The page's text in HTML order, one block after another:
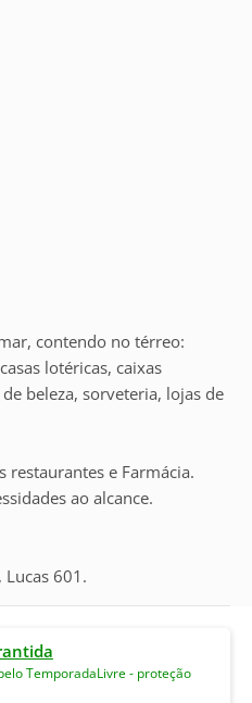
contendo no térreo:
lotéricas, caixas
beleza, sorveteria, lojas de
restaurantes e Farmácia.
ao alcance.
601.
TemporadaLivre - proteção